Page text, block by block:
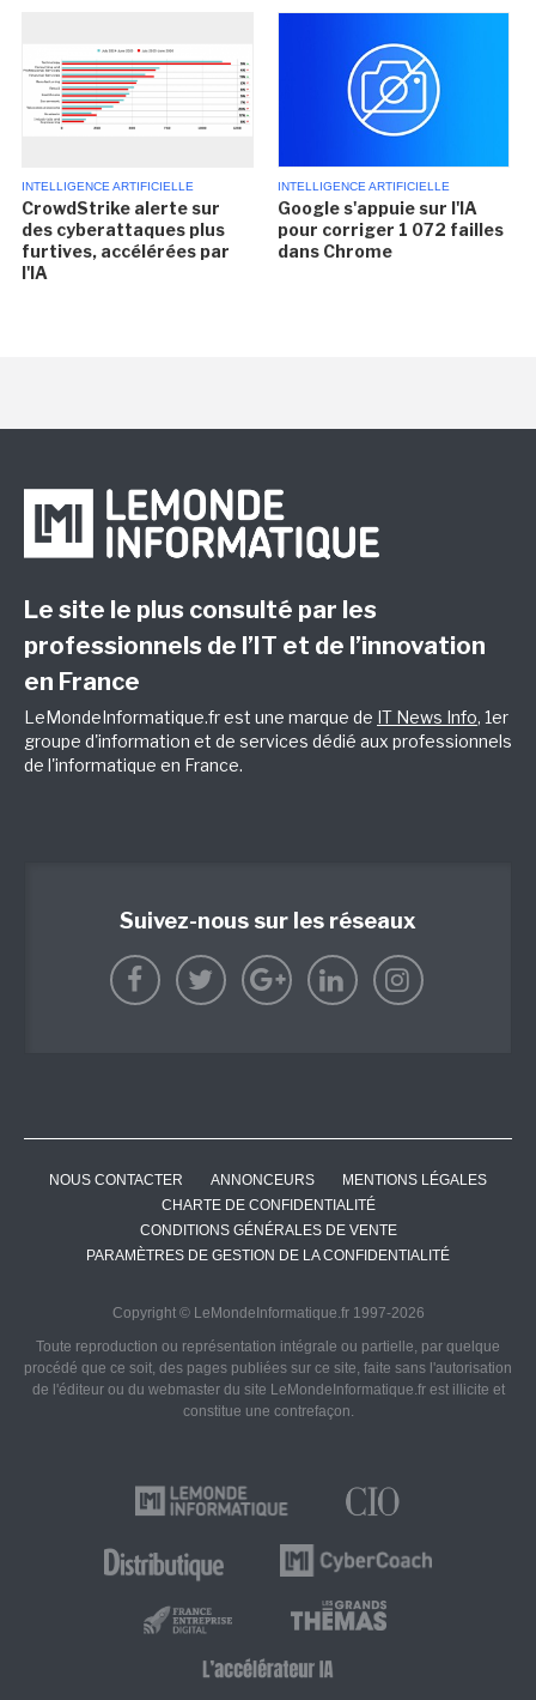
INTELLIGENCE ARTIFICIELLE
CrowdStrike alerte sur
des cyberattaques plus
furtives, accélérées par
l'IA
INTELLIGENCE ARTIFICIELLE
Google s'appuie sur l'IA
pour corriger 1 072 failles
dans Chrome
Le site le plus consulté par les
professionnels de l’IT et de l’innovation
en France
LeMondeInformatique.fr est une marque de IT News Info, 1er
groupe d'information et de services dédié aux professionnels
de l'informatique en France.
Suivez-nous sur les réseaux
NOUS CONTACTER ANNONCEURS
MENTIONS LÉGALES
CHARTE DE CONFIDENTIALITÉ
CONDITIONS GÉNÉRALES DE VENTE
PARAMÈTRES DE GESTION DE LA CONFIDENTIALITÉ
Copyright © LeMondeInformatique.fr 1997-2026
Toute reproduction ou représentation intégrale ou partielle, par quelque
procédé que ce soit, des pages publiées sur ce site, faite sans l'autorisation
de l'éditeur ou du webmaster du site LeMondeInformatique.fr est illicite et
constitue une contrefaçon.